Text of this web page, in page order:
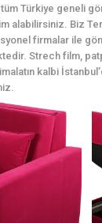
tüm Türkiye geneli
alabilirsiniz. Biz
firmalar ile
Strech film,
kalbi